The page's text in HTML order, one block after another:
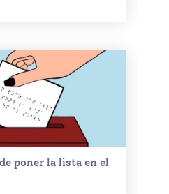
poner la lista en el